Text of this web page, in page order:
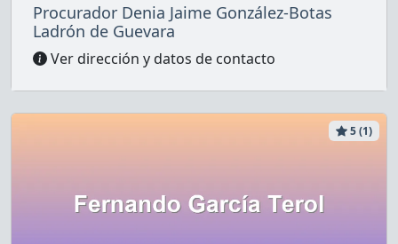
Procurador Denia Jaime González-Botas
Ladrón de Guevara
Ver dirección y datos de contacto
5 (1)